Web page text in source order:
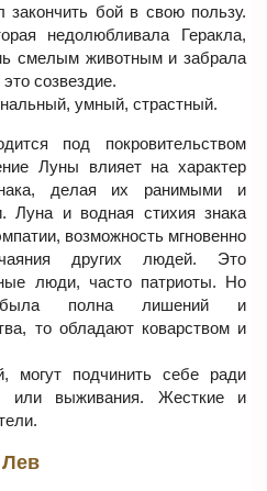
бой в свою пользу.
недолюбливала Геракла,
смелым животным и забрала
созвездие.
умный, страстный.
под покровительством
Луны влияет на характер
делая их ранимыми и
Луна и водная стихия знака
возможность мгновенно
других людей. Это
люди, часто патриоты. Но
полна лишений и
то обладают коварством и
могут подчинить себе ради
или выживания. Жесткие и
Лев